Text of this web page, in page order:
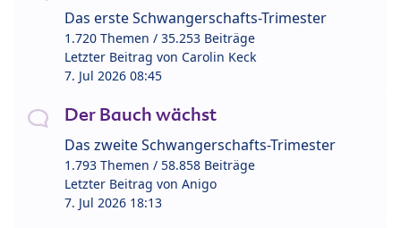
Das erste Schwangerschafts-Trimester
1.720 Themen / 35.253 Beiträge
Letzter Beitrag von Carolin Keck
7. Jul 2026 08:45
Der Bauch wächst
Das zweite Schwangerschafts-Trimester
1.793 Themen / 58.858 Beiträge
Letzter Beitrag von Anigo
7. Jul 2026 18:13